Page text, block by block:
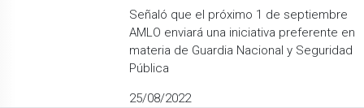
Señaló que el próximo 1 de septiembre
AMLO enviará una iniciativa preferente en
materia de Guardia Nacional y Seguridad
Pública
25/08/2022